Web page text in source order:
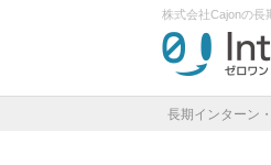
株式会社Cajonの長
長期インターン